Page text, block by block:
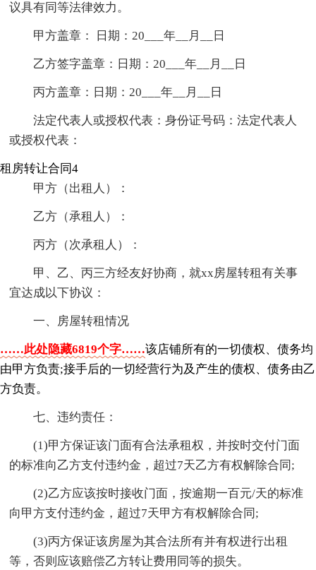
议具有同等法律效力。
甲方盖章： 日期：20___年__月__日
乙方签字盖章：日期：20___年__月__日
丙方盖章：日期：20___年__月__日
法定代表人或授权代表：身份证号码：法定代表人
或授权代表：
租房转让合同4
甲方（出租人）：
乙方（承租人）：
丙方（次承租人）：
甲、乙、丙三方经友好协商，就xx房屋转租有关事
宜达成以下协议：
一、房屋转租情况
……此处隐藏6819个字……该店铺所有的一切债权、债务均
由甲方负责;接手后的一切经营行为及产生的债权、债务由乙
方负责。
七、违约责任：
(1)甲方保证该门面有合法承租权，并按时交付门面
的标准向乙方支付违约金，超过7天乙方有权解除合同;
(2)乙方应该按时接收门面，按逾期一百元/天的标准
向甲方支付违约金，超过7天甲方有权解除合同;
(3)丙方保证该房屋为其合法所有并有权进行出租
等，否则应该赔偿乙方转让费用同等的损失。